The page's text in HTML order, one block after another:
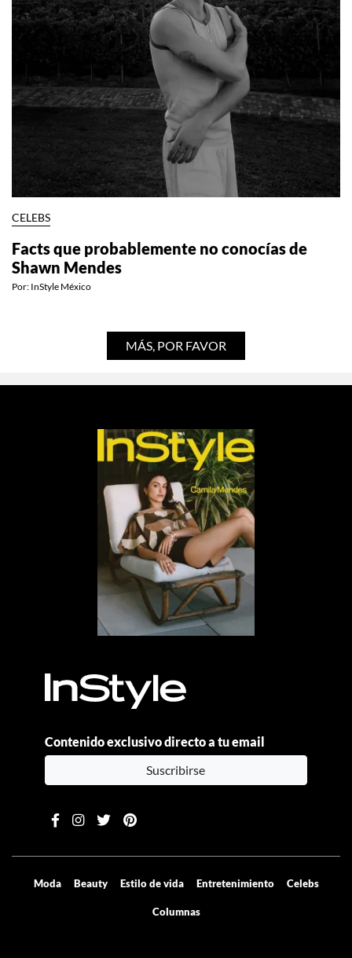
CELEBS
Facts que probablemente no conocías de
Shawn Mendes
Por: InStyle México
MÁS, POR FAVOR
Contenido exclusivo directo a tu email
Suscribirse
Moda Beauty Estilo de vida Entretenimiento Celebs
Columnas